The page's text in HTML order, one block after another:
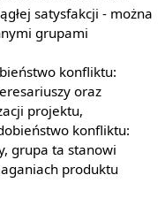
satysfakcji - można
grupami
konfliktu:
oraz
projektu,
konfliktu:
grupa ta stanowi
produktu